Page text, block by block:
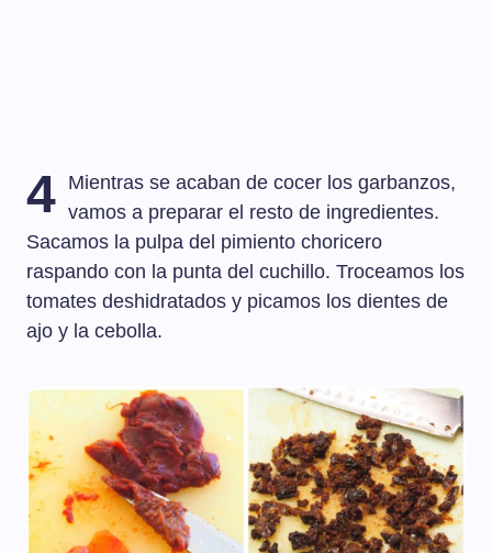
4 Mientras se acaban de cocer los garbanzos,
vamos a preparar el resto de ingredientes.
Sacamos la pulpa del pimiento choricero
raspando con la punta del cuchillo. Troceamos los
tomates deshidratados y picamos los dientes de
ajo y la cebolla.